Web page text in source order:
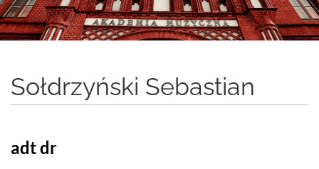
Sołdrzyński Sebastian
adt dr